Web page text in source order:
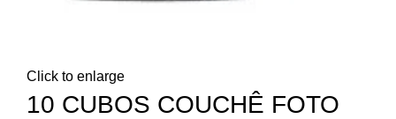
Click to enlarge
10 CUBOS COUCHÊ FOTO